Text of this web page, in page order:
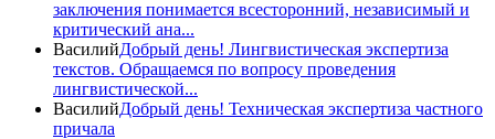
заключения понимается всесторонний, независимый и
критический ана...
ВасилийДобрый день! Лингвистическая экспертиза
текстов. Обращаемся по вопросу проведения
лингвистической...
ВасилийДобрый день! Техническая экспертиза частного
причала